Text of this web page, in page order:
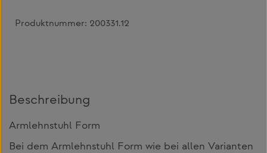
Produktnummer: 200331.12
Beschreibung
Armlehnstuhl Form
Bei dem Armlehnstuhl Form wie bei allen Varianten